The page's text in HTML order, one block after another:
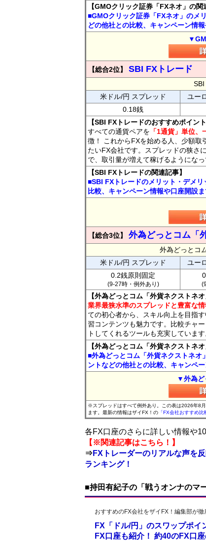
【GMOクリック証券「FXネオ」の関
■GMOクリック証券「FXネオ」のメ
どの他社との比較、キャンペーン情
【総合2位】 SBI FXトレード
米ドル/円 スプレッド
ユー
0.18銭
【SBI FXトレードのおすすめポイント
すべての通貨ペアを 「1通貨」単位
徴！ これからFXを始める人、少額取
たいFX会社です。スプレッドの狭さ
で、取引量が増えて稼げるようにな
【SBI FXトレードの関連記事】
■SBI FXトレードのメリット・デメ
比較、キャンペーン情報や口座開設
【総合3位】 外為どっとコム「
外為どっとコ
米ドル/円 スプレッド
ユー
0.2銭原則固定
(9-27時・例外あり)
【外為どっとコム「外貨ネクストネ
業界最狭水準のスプレッドと豊富な
ての初心者から、スキル向上を目指
習コンテンツも魅力です。比較チャ
トしてくれるツールも充実しています
【外為どっとコム「外貨ネクストネオ
■外為どっとコム「外貨ネクストネオ
ントなどの他社との比較、キャンペ
▼外為ど
※スプレッドはすべて例外あり。この表は2026年8
ます。最新の情報はザイFX！の 「FX会社おすすめ比
各FX口座のさらに詳しい情報や
【※関連記事はこちら！】
⇒FXトレーダーのリアルな声を
ランキング！
■持田有紀子の「戦うオンナのマ
おすすめのFX会社をザイFX！編集部が徹
FX「ドル/円」のスワップポ
FX口座も紹介！ 約40のFX口